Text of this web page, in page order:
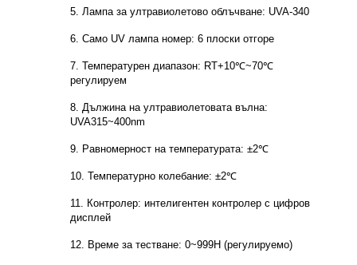
5. Лампа за ултравиолетово облъчване: UVA-340
6. Само UV лампа номер: 6 плоски отгоре
7. Температурен диапазон: RT+10℃~70℃
регулируем
8. Дължина на ултравиолетовата вълна:
UVA315~400nm
9. Равномерност на температурата: ±2℃
10. Температурно колебание: ±2℃
11. Контролер: интелигентен контролер с цифров
дисплей
12. Време за тестване: 0~999H (регулируемо)